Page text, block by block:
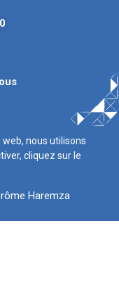
web, nous utilisons
cliquez sur le
Haremza